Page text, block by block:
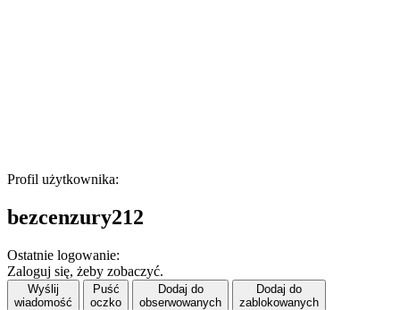
Profil użytkownika:
bezcenzury212
Ostatnie logowanie:
Zaloguj się, żeby zobaczyć.
Wyślij
wiadomość
Puść
oczko
Dodaj do
obserwowanych
Dodaj do
zablokowanych